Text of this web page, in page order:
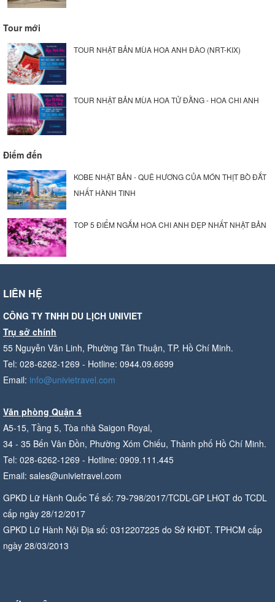
Tour mới
TOUR NHẬT BẢN MÙA HOA ANH ĐÀO (NRT-KIX)
TOUR NHẬT BẢN MÙA HOA TỬ ĐẰNG - HOA CHI ANH
Điểm đến
KOBE NHẬT BẢN - QUÊ HƯƠNG CỦA MÓN THỊT BÒ ĐẮT
NHẤT HÀNH TINH
TOP 5 ĐIỂM NGẮM HOA CHI ANH ĐẸP NHẤT NHẬT BẢN
LIÊN HỆ
CÔNG TY TNHH DU LỊCH UNIVIET
Trụ sở chính
55 Nguyễn Văn Linh, Phường Tân Thuận, TP. Hồ Chí Minh.
Tel: 028-6262-1269 - Hotline: 0944.09.6699
Email: info@univietravel.com
Văn phòng Quận 4
A5-15, Tầng 5, Tòa nhà Saigon Royal,
34 - 35 Bến Vân Đồn, Phường Xóm Chiếu, Thành phố Hồ Chí Minh.
Tel: 028-6262-1269 - Hotline: 0909.111.445
Email: sales@univietravel.com
GPKD Lữ Hành Quốc Tế số: 79-798/2017/TCDL-GP LHQT do TCDL
cấp ngày 28/12/2017
GPKD Lữ Hành Nội Địa số: 0312207225 do Sở KHĐT. TPHCM cấp
ngày 28/03/2013